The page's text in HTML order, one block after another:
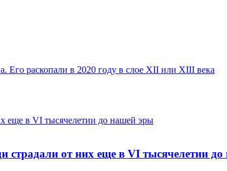
Его раскопали в 2020 году в слое XII или XIII века
еще в VI тысячелетии до нашей эры
страдали от них еще в VI тысячелетии